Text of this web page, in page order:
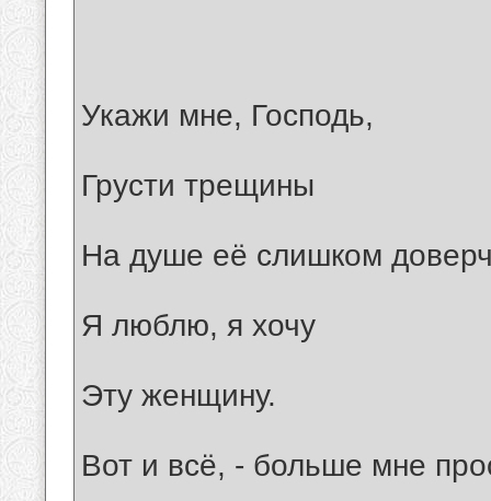
Укажи мне, Господь,
Грусти трещины
На душе её слишком
Я люблю, я хочу
Эту женщину.
Вот и всё, - больше мне